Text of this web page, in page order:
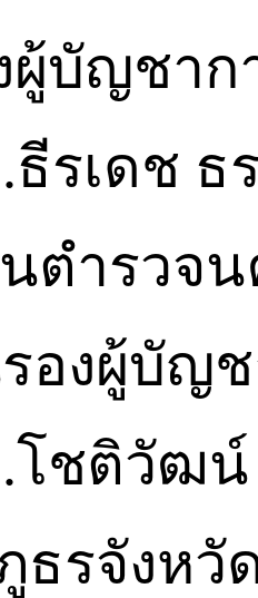
ผู้บัญชา
รเดช ธ
ตำรวจ
องผู้บัญ
ชติวัฒน์
ธรจังห